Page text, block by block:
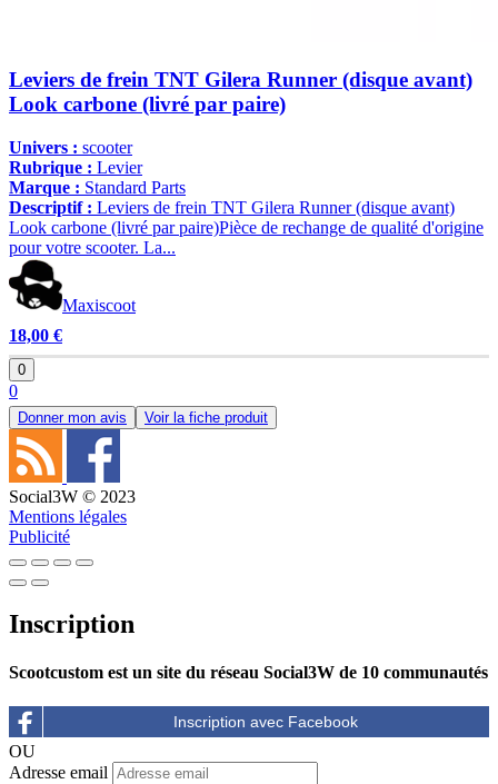
Leviers de frein TNT Gilera Runner (disque avant)
Look carbone (livré par paire)
Univers : scooter
Rubrique : Levier
Marque : Standard Parts
Descriptif : Leviers de frein TNT Gilera Runner (disque avant)
Look carbone (livré par paire)Pièce de rechange de qualité d'origine
pour votre scooter. La...
Maxiscoot
18,00 €
0
0
Donner mon avis Voir la fiche produit
Social3W © 2023
Mentions légales
Publicité
Inscription
Scootcustom est un site du réseau Social3W de 10 communautés
OU
Adresse email